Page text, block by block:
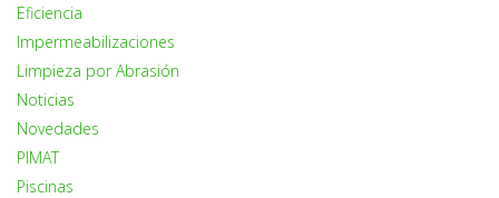
Eficiencia
Impermeabilizaciones
Limpieza por Abrasión
Noticias
Novedades
PIMAT
Piscinas